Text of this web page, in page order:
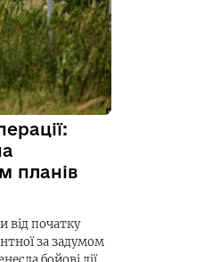
планів
від початку
за задумом